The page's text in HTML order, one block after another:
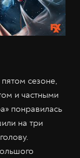
сезоне,
и частными
понравилась
на три